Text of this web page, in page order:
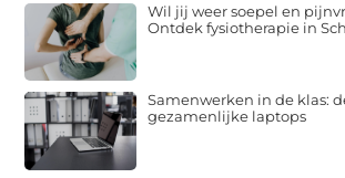
Wil jij weer soepel en
Ontdek fysiotherapie in
Samenwerken in de klas:
gezamenlijke laptops